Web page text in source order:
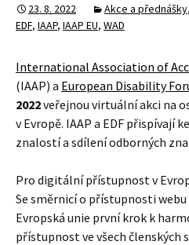
23. 8. 2022 Akce a přednášky,
EDF, IAAP, IAAP EU, WAD
International Association of
(IAAP) a European Disability
2022veřejnou virtuální akci na
v Evropě. IAAP a EDF přispívají
znalostí a sdílení odborných
Pro digitální přístupnost v
Se směrnicí o přístupnosti
Evropská unie první krok k
přístupnost ve všech členských